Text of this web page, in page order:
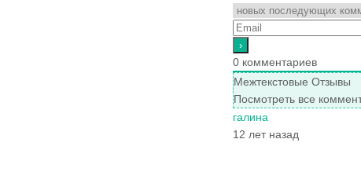
0 комментариев
Межтекстовые Отзывы
Посмотреть все
галина
12 лет назад